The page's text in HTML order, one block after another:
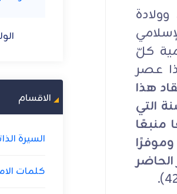
كلّ
عصر
هذا
التي
منبعًا
الوليُّ المجدِّد
الاقسام
السيرة
كلمات